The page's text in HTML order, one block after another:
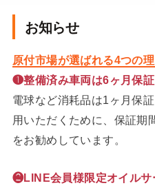
お知らせ
原付市場が選ばれる4つの
❶整備済み車両は6ヶ月保証
電球など消耗品は1ヶ月保
用いただくために、保証期
をお勧めしています。
❷LINE会員様限定オイルサ